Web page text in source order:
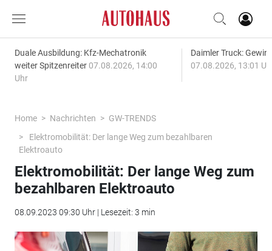
Duale Ausbildung: Kfz-Mechatronik
weiter Spitzenreiter 07.08.2026, 14:00
Uhr
Daimler Truck:
07.08.2026, 13:01
Home Nachrichten
GW-TRENDS
Elektromobilität: Der lange Weg zum bezahlbaren
Elektroauto
Elektromobilität: Der lange Weg zum
bezahlbaren Elektroauto
08.09.2023 09:30 Uhr | Lesezeit: 3 min